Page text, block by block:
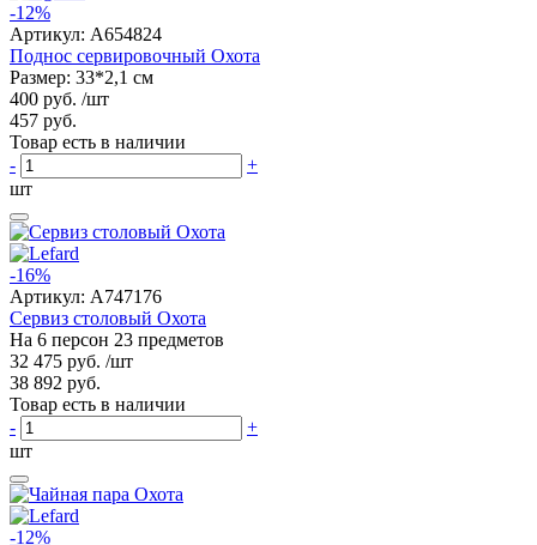
-12%
Артикул: A654824
Поднос сервировочный Охота
Размер: 33*2,1 см
400 руб. /шт
457 руб.
Товар есть в наличии
-
+
шт
-16%
Артикул: A747176
Сервиз столовый Охота
На 6 персон 23 предметов
32 475 руб. /шт
38 892 руб.
Товар есть в наличии
-
+
шт
-12%